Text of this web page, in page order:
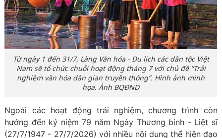
Từ ngày 1 đến 31/7, Làng Văn hóa - Du lịch các dân tộc Việt
Nam sẽ tổ chức chuỗi hoạt động tháng 7 với chủ đề “Trải
nghiệm văn hóa dân gian truyền thống”. Hình ảnh minh
họa. Ảnh BQĐND
Ngoài các hoạt động trải nghiệm, chương trình còn
hướng đến kỷ niệm 79 năm Ngày Thương binh - Liệt sĩ
(27/7/1947 - 27/7/2026) với nhiều nội dung thể hiện đạo